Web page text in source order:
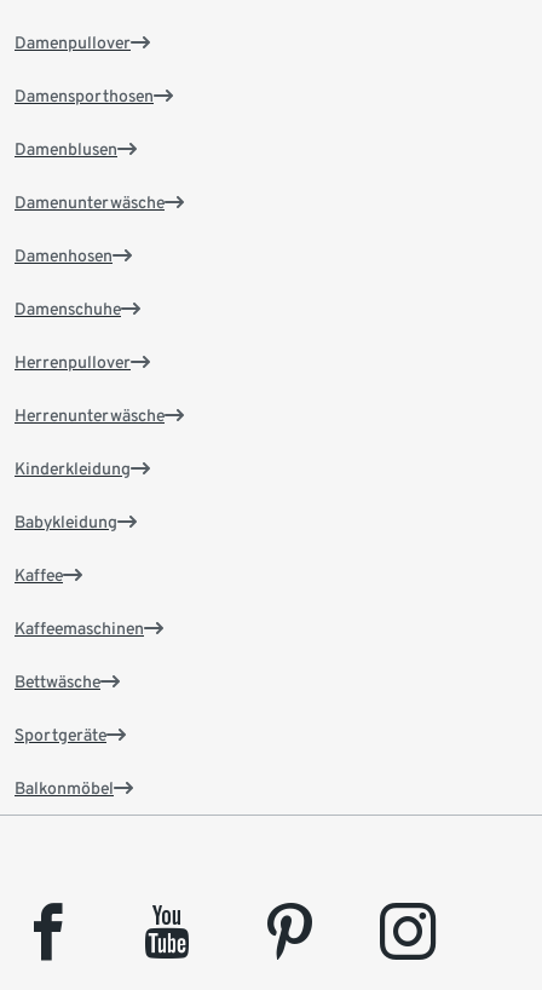
Damenpullover
Damensporthosen
Damenblusen
Damenunterwäsche
Damenhosen
Damenschuhe
Herrenpullover
Herrenunterwäsche
Kinderkleidung
Babykleidung
Kaffee
Kaffeemaschinen
Bettwäsche
Sportgeräte
Balkonmöbel
facebook youtube pinterest instagram